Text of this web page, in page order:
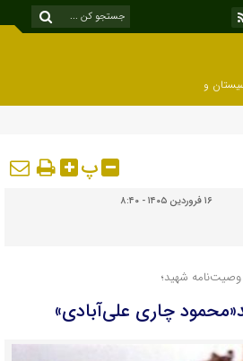
و
پ
۱۶ فروردین ۱۴۰۵ - ۸:۴۰
وصیت‌نامه شهید؛
چاری علی‌آبادی»